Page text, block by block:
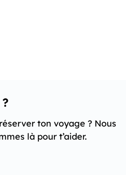
ton voyage ? Nous
là pour t’aider.